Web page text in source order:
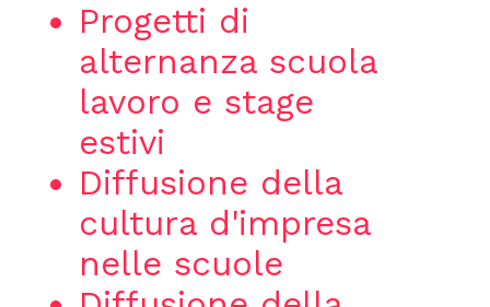
Progetti di
alternanza scuola
lavoro e stage
estivi
Diffusione della
cultura d'impresa
nelle scuole